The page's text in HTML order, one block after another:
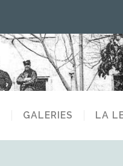
GALERIES LA